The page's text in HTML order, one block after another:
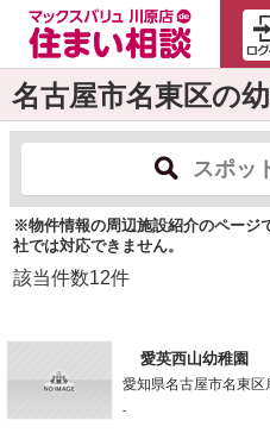
名古屋市名東区の
スポッ
※物件情報の周辺施設紹介のページ
社では対応できません。
該当件数12件
愛英西山幼稚園
愛知県名古屋市名東区
-